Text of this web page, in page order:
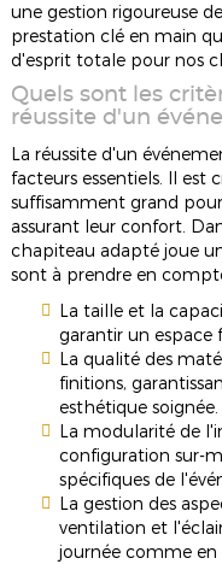
une gestion rigoureuse
prestation clé en main
d'esprit totale pour nos
Quels sont les
réussite d'un
La réussite d'un
facteurs essentiels. Il est
suffisamment grand
assurant leur confort.
chapiteau adapté joue
sont à prendre en
La taille et la
garantir un espace
La qualité des
finitions,
esthétique soignée.
La modularité de
configuration sur-
spécifiques de
La gestion des
ventilation et
journée comme en